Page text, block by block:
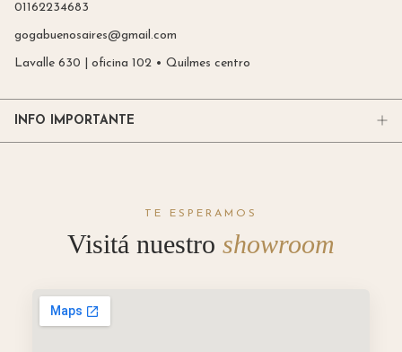
01162234683
gogabuenosaires@gmail.com
Lavalle 630 | oficina 102 • Quilmes centro
INFO IMPORTANTE
TE ESPERAMOS
Visitá nuestro showroom